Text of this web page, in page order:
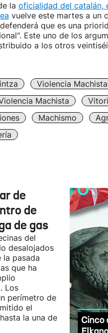
la oficialidad del catalán,
vuelve este martes a un
que es una
Este uno de los
a los otros
Violencia Machista
Machista
Machismo
de
de
de gas
del
desalojados
la pasada
que ha
Los
perímetro de
el
la una de